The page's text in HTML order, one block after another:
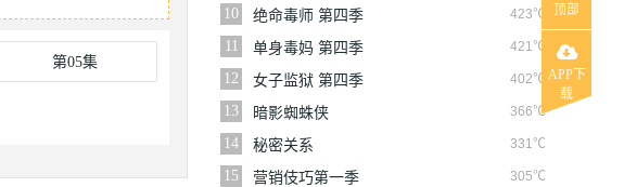
第05集
10 423℃
绝命毒师 第四季
11
421℃
单身毒妈 第四季
12
402℃
女子监狱 第四季
13
366℃
暗影蜘蛛侠
14
331℃
秘密关系
15
305℃
营销伎巧第一季
顶部
APP下
载